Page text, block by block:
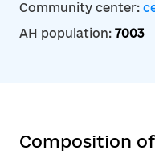
Community center:
AH population: 7003
Composition